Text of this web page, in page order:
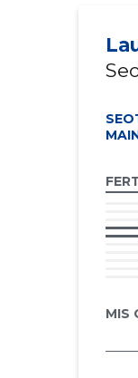
MIS